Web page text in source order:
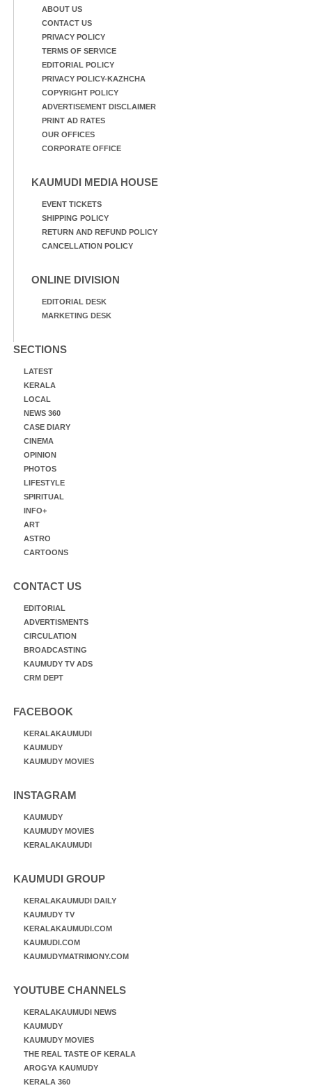
ABOUT US
CONTACT US
PRIVACY POLICY
TERMS OF SERVICE
EDITORIAL POLICY
PRIVACY POLICY-KAZHCHA
COPYRIGHT POLICY
ADVERTISEMENT DISCLAIMER
PRINT AD RATES
OUR OFFICES
CORPORATE OFFICE
KAUMUDI MEDIA HOUSE
EVENT TICKETS
SHIPPING POLICY
RETURN AND REFUND POLICY
CANCELLATION POLICY
ONLINE DIVISION
EDITORIAL DESK
MARKETING DESK
SECTIONS
LATEST
KERALA
LOCAL
NEWS 360
CASE DIARY
CINEMA
OPINION
PHOTOS
LIFESTYLE
SPIRITUAL
INFO+
ART
ASTRO
CARTOONS
CONTACT US
EDITORIAL
ADVERTISMENTS
CIRCULATION
BROADCASTING
KAUMUDY TV ADS
CRM DEPT
FACEBOOK
KERALAKAUMUDI
KAUMUDY
KAUMUDY MOVIES
INSTAGRAM
KAUMUDY
KAUMUDY MOVIES
KERALAKAUMUDI
KAUMUDI GROUP
KERALAKAUMUDI DAILY
KAUMUDY TV
KERALAKAUMUDI.COM
KAUMUDI.COM
KAUMUDYMATRIMONY.COM
YOUTUBE CHANNELS
KERALAKAUMUDI NEWS
KAUMUDY
KAUMUDY MOVIES
THE REAL TASTE OF KERALA
AROGYA KAUMUDY
KERALA 360